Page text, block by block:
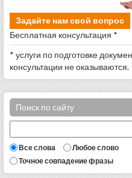
Задайте нам свой вопрос
Бесплатная консультация *
* услуги по подготовке
консультации не оказываются.
Поиск по сайту
Все слова
Любое слово
Точное совпадение фразы